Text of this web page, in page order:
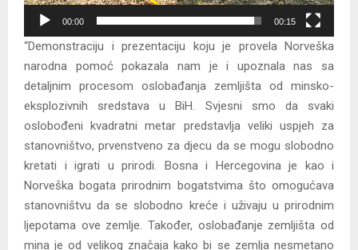
e
r
00:00 00:15
“Demonstraciju i prezentaciju koju je provela Norveška
narodna pomoć pokazala nam je i upoznala nas sa
detaljnim procesom oslobađanja zemljišta od minsko-
eksplozivnih sredstava u BiH. Svjesni smo da svaki
oslobođeni kvadratni metar predstavlja veliki uspjeh za
stanovništvo, prvenstveno za djecu da se mogu slobodno
kretati i igrati u prirodi. Bosna i Hercegovina je kao i
Norveška bogata prirodnim bogatstvima što omogućava
stanovništvu da se slobodno kreće i uživaju u prirodnim
ljepotama ove zemlje. Također, oslobađanje zemljišta od
mina je od velikog značaja kako bi se zemlja nesmetano